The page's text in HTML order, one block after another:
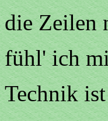
die Zeilen
fühl' ich
Technik